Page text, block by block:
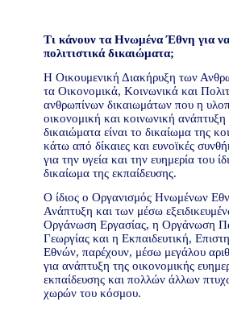
Τι κάνουν τα Ηνωμένα Έθνη για
πολιτιστικά δικαιώματα;
Η Οικουμενική Διακήρυξη των
τα Οικονομικά, Κοινωνικά και
ανθρωπίνων δικαιωμάτων που η
οικονομική και κοινωνική
δικαιώματα είναι το δικαίωμα της
κάτω από δίκαιες και ευνοϊκές
για την υγεία και την ευημερία του
δικαίωμα της εκπαίδευσης.
Ο ίδιος ο Οργανισμός Ηνωμένων
Ανάπτυξη και των μέσω
Οργάνωση Εργασίας, η Οργάνωση
Γεωργίας και η Εκπαιδευτική,
Εθνών, παρέχουν, μέσω μεγάλου
για ανάπτυξη της οικονομικής
εκπαίδευσης και πολλών άλλων
χωρών του κόσμου.